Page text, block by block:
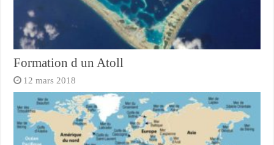
Formation d un Atoll
12 mars 2018